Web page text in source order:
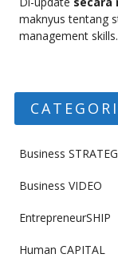
maknyus tentang
management skills.
Business
Business VIDEO
EntrepreneurSHIP
Human CAPITAL